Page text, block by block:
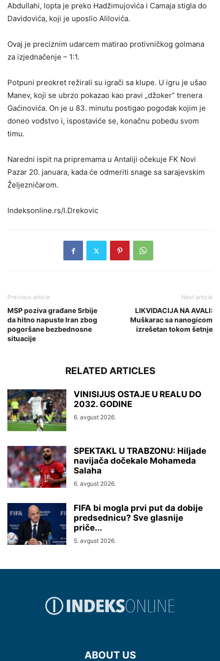
Abdullahi, lopta je preko Hadžimujovića i Camaja stigla do
Davidovića, koji je uposlio Alilovića.
Ovaj je preciznim udarcem matirao protivničkog golmana
za izjednačenje – 1:1.
Potpuni preokret režirali su igrači sa klupe. U igru je ušao
Manev, koji se ubrzo pokazao kao pravi „džoker“ trenera
Gaćinovića. On je u 83. minutu postigao pogodak kojim je
doneo vođstvo i, ispostaviće se, konačnu pobedu svom
timu.
Naredni ispit na pripremama u Antaliji očekuje FK Novi
Pazar 20. januara, kada će odmeriti snage sa sarajevskim
Željezničarom.
Indeksonline.rs/I.Drekovic
Previous article
MSP poziva građane Srbije
da hitno napuste Iran zbog
pogoršane bezbednosne
situacije
Next article
LIKVIDACIJA NA AVALI:
Muškarac sa nanogicom
izrešetan tokom šetnje
RELATED ARTICLES
VINISIJUS OSTAJE U REALU DO
2032. GODINE
6. avgust 2026.
SPEKTAKL U TRABZONU: Hiljade
navijača dočekale Mohameda
Salaha
6. avgust 2026.
FIFA bi mogla prvi put da dobije
predsednicu? Sve glasnije
priče...
5. avgust 2026.
ABOUT US